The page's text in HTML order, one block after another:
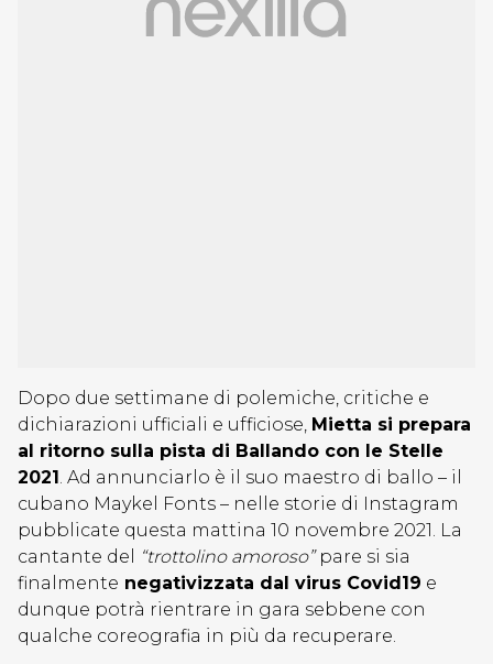
Dopo due settimane di polemiche, critiche e
dichiarazioni ufficiali e ufficiose, Mietta si prepara
al ritorno sulla pista di Ballando con le Stelle
2021. Ad annunciarlo è il suo maestro di ballo – il
cubano Maykel Fonts – nelle storie di Instagram
pubblicate questa mattina 10 novembre 2021. La
cantante del
“trottolino amoroso”pare si sia
finalmente negativizzata dal virus Covid19 e
dunque potrà rientrare in gara sebbene con
qualche coreografia in più da recuperare.